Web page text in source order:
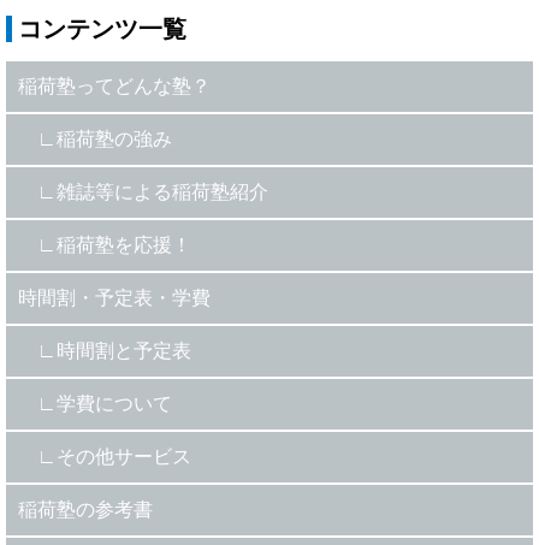
コンテンツ一覧
稲荷塾ってどんな塾？
稲荷塾の強み
雑誌等による稲荷塾紹介
稲荷塾を応援！
時間割・予定表・学費
時間割と予定表
学費について
その他サービス
稲荷塾の参考書